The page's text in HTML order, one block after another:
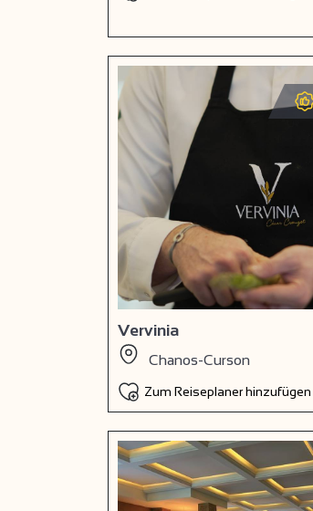
Vervinia
Chanos-Curson
Zum Reiseplaner hinzufügen